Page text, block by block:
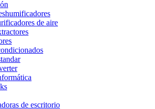
de aire
de escritorio